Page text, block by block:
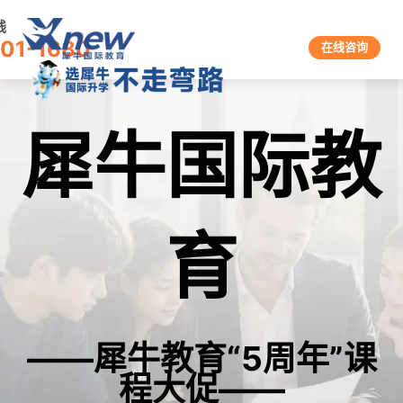
1680 在线咨询
犀牛国际教
育
——犀牛教育“5周年”课
程大促——